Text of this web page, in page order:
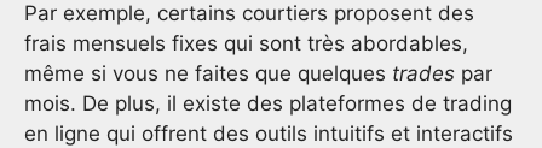
Par exemple, certains courtiers proposent des
frais mensuels fixes qui sont très abordables,
même si vous ne faites que quelques trades par
mois. De plus, il existe des plateformes de trading
en ligne qui offrent des outils intuitifs et interactifs